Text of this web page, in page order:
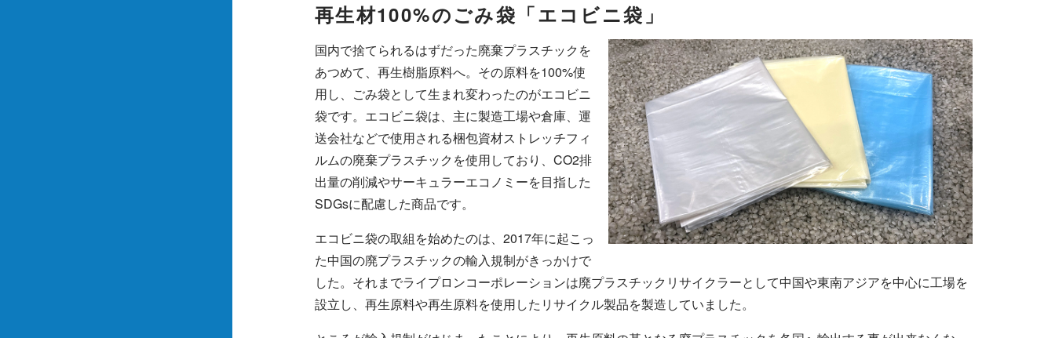
再生材100%のごみ袋「エコビニ袋」
国内で捨てられるはずだった廃棄プラスチックを
あつめて、再生樹脂原料へ。その原料を100%使
用し、ごみ袋として生まれ変わったのがエコビニ
袋です。エコビニ袋は、主に製造工場や倉庫、運
送会社などで使用される梱包資材ストレッチフィ
ルムの廃棄プラスチックを使用しており、CO2排
出量の削減やサーキュラーエコノミーを目指した
SDGsに配慮した商品です。
エコビニ袋の取組を始めたのは、2017年に起こっ
た中国の廃プラスチックの輸入規制がきっかけで
した。それまでライプロンコーポレーションは廃プラスチックリサイクラーとして中国や東南アジアを中心に工場を
設立し、再生原料や再生原料を使用したリサイクル製品を製造していました。